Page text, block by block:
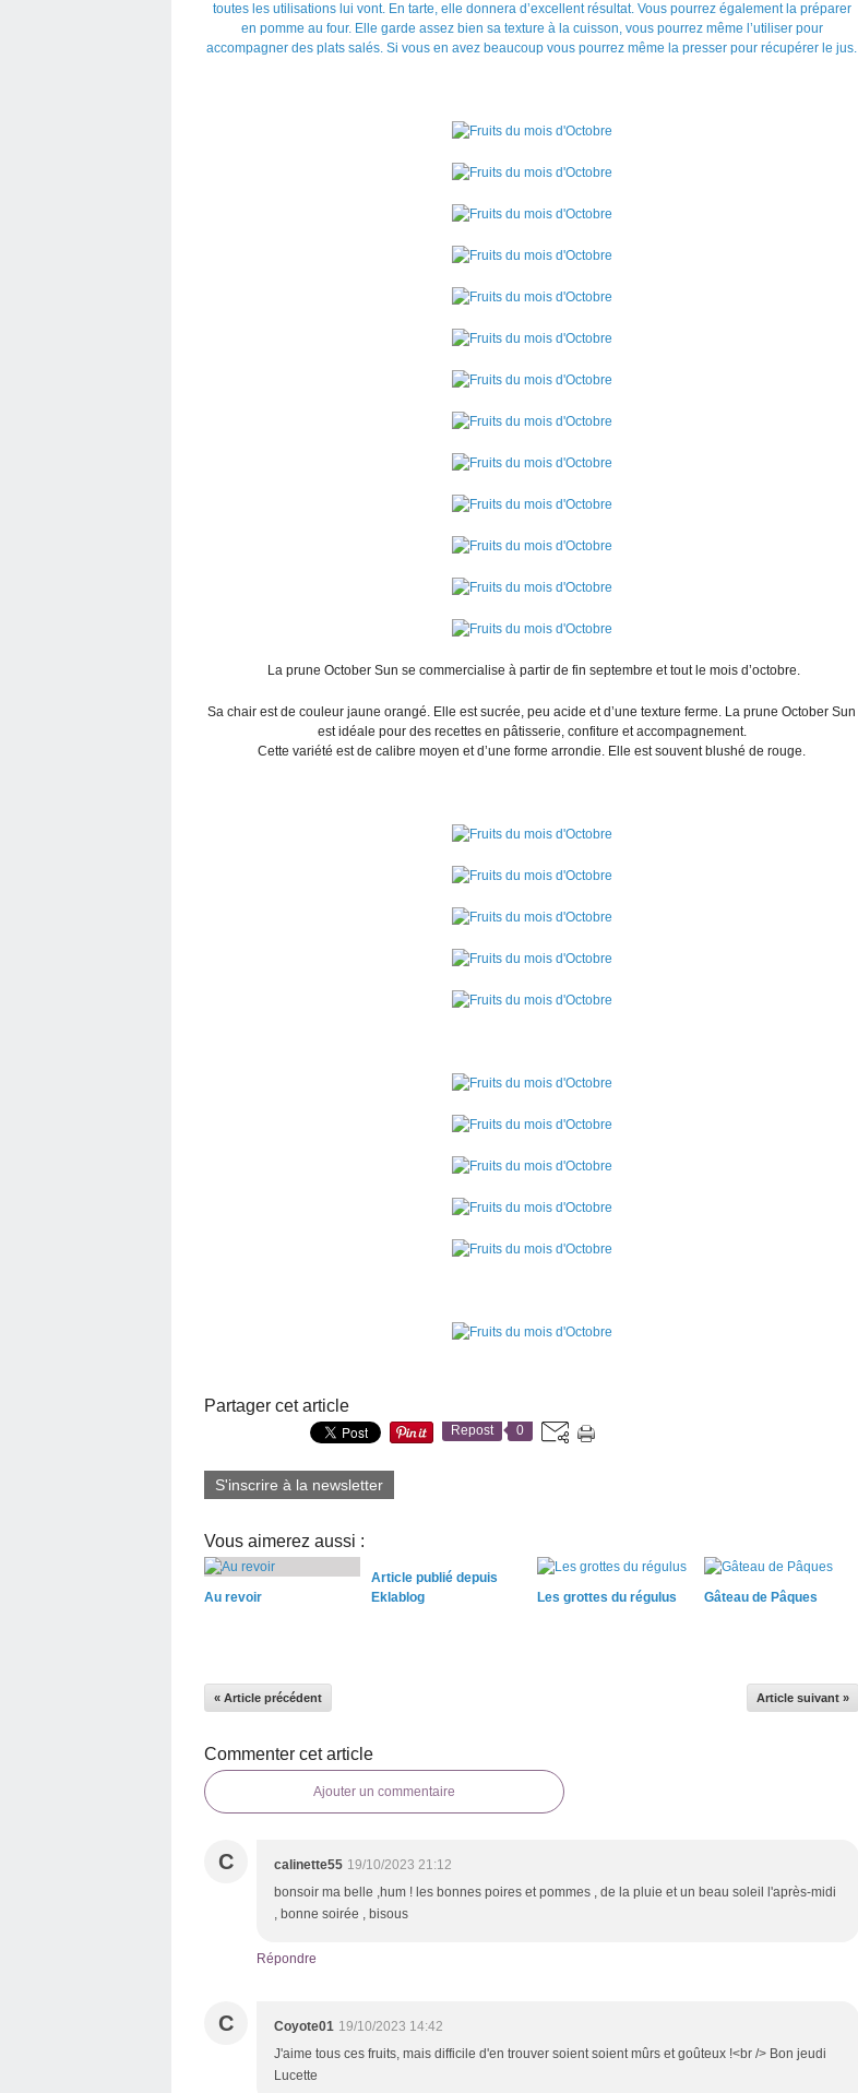
toutes les utilisations lui vont. En tarte, elle donnera d’excellent résultat. Vous pourrez également la préparer
en pomme au four. Elle garde assez bien sa texture à la cuisson, vous pourrez même l’utiliser pour
accompagner des plats salés. Si vous en avez beaucoup vous pourrez même la presser pour récupérer le jus.
La prune October Sun se commercialise à partir de fin septembre et tout le mois d’octobre.
Sa chair est de couleur jaune orangé. Elle est sucrée, peu acide et d’une texture ferme. La prune October Sun
est idéale pour des recettes en pâtisserie, confiture et accompagnement.
Cette variété est de calibre moyen et d’une forme arrondie. Elle est souvent blushé de rouge.
Partager cet article
Repost 0
S'inscrire à la newsletter
Vous aimerez aussi :
Au revoir
Article publié depuis
Eklablog
Les grottes du régulus Gâteau de Pâques
« Article précédent Article suivant »
Commenter cet article
Ajouter un commentaire
C calinette55 19/10/2023 21:12
bonsoir ma belle ,hum ! les bonnes poires et pommes , de la pluie et un beau soleil l'après-midi
, bonne soirée , bisous
Répondre
C Coyote01 19/10/2023 14:42
J'aime tous ces fruits, mais difficile d'en trouver soient soient mûrs et goûteux !<br /> Bon jeudi
Lucette